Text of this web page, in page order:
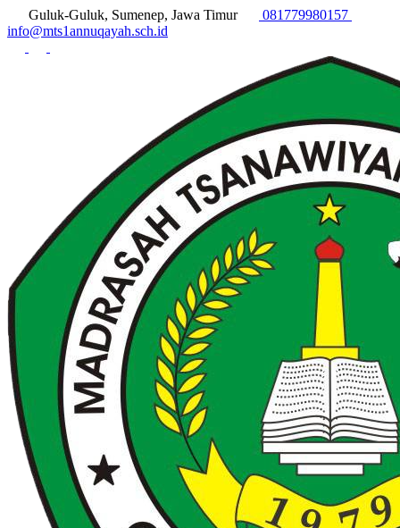
Guluk-Guluk, Sumenep, Jawa Timur
081779980157
info@mts1annuqayah.sch.id